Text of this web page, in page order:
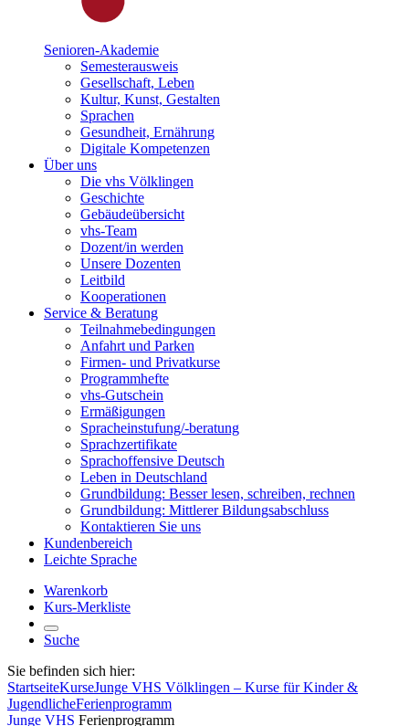
Senioren-Akademie
Semesterausweis
Gesellschaft, Leben
Kultur, Kunst, Gestalten
Sprachen
Gesundheit, Ernährung
Digitale Kompetenzen
Über uns
Die vhs Völklingen
Geschichte
Gebäudeübersicht
vhs-Team
Dozent/in werden
Unsere Dozenten
Leitbild
Kooperationen
Service & Beratung
Teilnahmebedingungen
Anfahrt und Parken
Firmen- und Privatkurse
Programmhefte
vhs-Gutschein
Ermäßigungen
Spracheinstufung/-beratung
Sprachzertifikate
Sprachoffensive Deutsch
Leben in Deutschland
Grundbildung: Besser lesen, schreiben, rechnen
Grundbildung: Mittlerer Bildungsabschluss
Kontaktieren Sie uns
Kundenbereich
Leichte Sprache
Warenkorb
Kurs-Merkliste
Suche
Sie befinden sich hier:
StartseiteKurseJunge VHS Völklingen – Kurse für Kinder &
JugendlicheFerienprogramm
Junge VHS Ferienprogramm